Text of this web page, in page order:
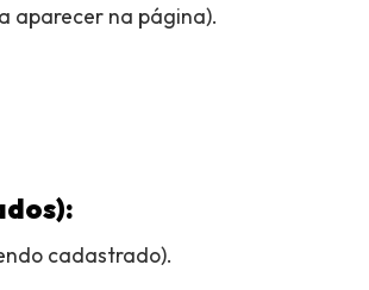
aparecer na página).
cadastrado).